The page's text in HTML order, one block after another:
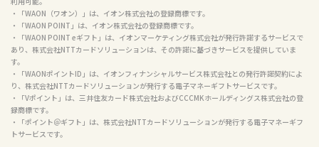
・「WAON（ワオン）」は、イオン株式会社の登録商標です。
・「WAON POINT」は、イオン株式会社の登録商標です。
・「WAON POINT eギフト」は、イオンマーケティング株式会社が発行許諾するサービスで
あり、株式会社NTTカードソリューションは、その許諾に基づきサービスを提供していま
す。
・「WAONポイントID」は、イオンフィナンシャルサービス株式会社との発行許諾契約によ
り、株式会社NTTカードソリューションが発行する電子マネーギフトサービスです。
・「Vポイント」は、三井住友カード株式会社およびCCCMKホールディングス株式会社の登
録商標です。
・「ポイント＠ギフト」は、株式会社NTTカードソリューションが発行する電子マネーギフ
トサービスです。